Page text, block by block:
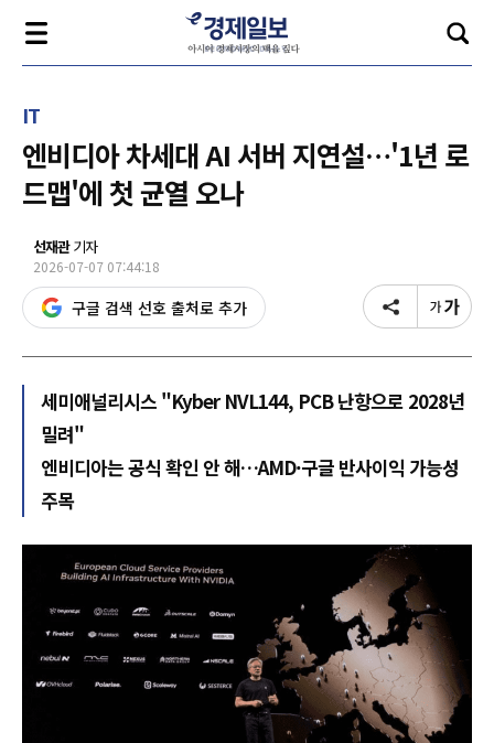
IT
엔비디아 차세대 AI 서버 지연설…'1년 로
드맵'에 첫 균열 오나
선재관기자
2026-07-07 07:44:18
구글 검색 선호 출처로 추가
세미애널리시스 "Kyber NVL144, PCB 난항으로 2028년
밀려"
엔비디아는 공식 확인 안 해…AMD·구글 반사이익 가능성
주목